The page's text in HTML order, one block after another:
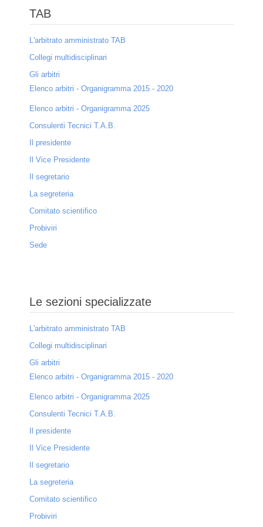
Dove siamo
Contatti
Privacy
Mappa del sito
Collaborazioni
Entra
TAB
L'arbitrato amministrato TAB
Collegi multidisciplinari
Gli arbitri
Elenco arbitri - Organigramma 2015 - 2020
Elenco arbitri - Organigramma 2025
Consulenti Tecnici T.A.B.
Il presidente
Il Vice Presidente
Il segretario
La segreteria
Comitato scientifico
Probiviri
Sede
Le sezioni specializzate
L'arbitrato amministrato TAB
Collegi multidisciplinari
Gli arbitri
Elenco arbitri - Organigramma 2015 - 2020
Elenco arbitri - Organigramma 2025
Consulenti Tecnici T.A.B.
Il presidente
Il Vice Presidente
Il segretario
La segreteria
Comitato scientifico
Probiviri